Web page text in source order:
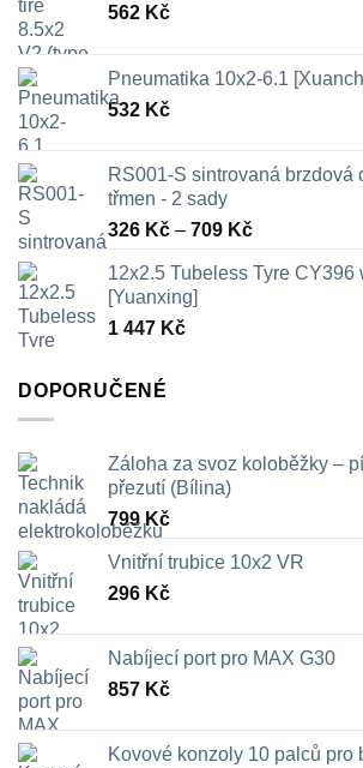
562 Kč
Pneumatika 10x2-6.1
532 Kč
RS001-S sintrovaná brzdová
třmen - 2 sady
326 Kč – 709 KčRozpětí
326 Kč
12x2.5 Tubeless Tyre CY396
[Yuanxing]
1 447 Kč
DOPORUČENÉ
Záloha za svoz koloběžky –
přezutí (Bílina)
799Kč
Vnitřní trubice 10x2 VR
296 Kč
Nabíjecí port pro MAX G30
857 Kč
Kovové konzoly 10 palců pro